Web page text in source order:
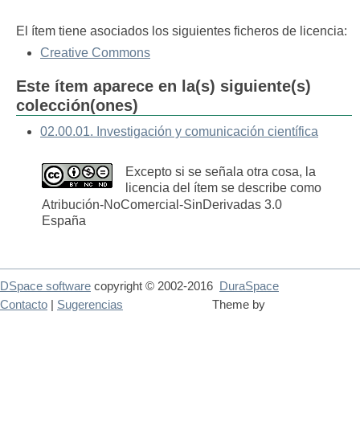
El ítem tiene asociados los siguientes ficheros de licencia:
Creative Commons
Este ítem aparece en la(s) siguiente(s)
colección(ones)
02.00.01. Investigación y comunicación científica
Excepto si se señala otra cosa, la
licencia del ítem se describe como
Atribución-NoComercial-SinDerivadas 3.0
España
DSpace software copyright © 2002-2016
DuraSpace
Theme by
Contacto Sugerencias